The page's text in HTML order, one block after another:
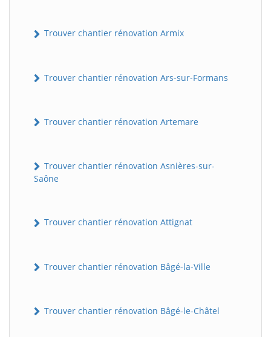
Trouver chantier rénovation Armix
Trouver chantier rénovation Ars-sur-Formans
Trouver chantier rénovation Artemare
Trouver chantier rénovation Asnières-sur-
Saône
Trouver chantier rénovation Attignat
Trouver chantier rénovation Bâgé-la-Ville
Trouver chantier rénovation Bâgé-le-Châtel